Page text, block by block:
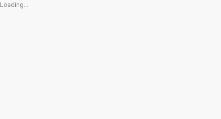
Loading...